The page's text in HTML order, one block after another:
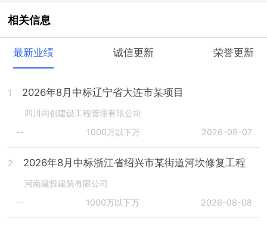
相关信息
最新业绩 诚信更新 荣誉更新
1 2026年8月中标辽宁省大连市某项目
四川同创建设工程管理有限公司
--
1000万以下万 2026-08-07
2 2026年8月中标浙江省绍兴市某街道河坎修复工程
河南建投建筑有限公司
--
1000万以下万 2026-08-08